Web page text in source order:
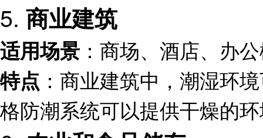
5. 商业建筑
适用场景 ：商场、酒店、办
特点 ：商业建筑中，潮湿环
格防潮系统可以提供干燥的